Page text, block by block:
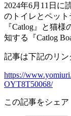
2024年6月11日に
のトイレとペッ
『Catlog』と猫
知する『Catlog
記事は下記のリン
https://
OYT8T50068/
この記事をシェア